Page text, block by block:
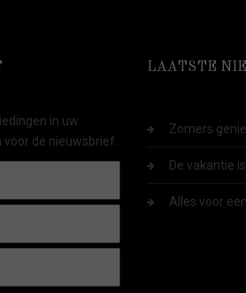
in uw
de nieuwsbrief.
LAATSTE
Zomers
De vakantie
Alles voor